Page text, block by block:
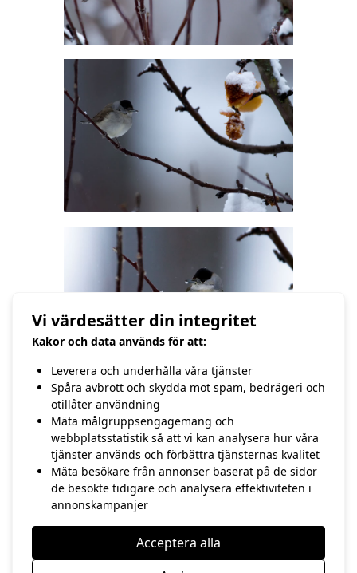
/Hasse Andersson
FÖREGÅENDE NÄSTA
Vi värdesätter din integritet
Kakor och data används för att:
Leverera och underhålla våra tjänster
Spåra avbrott och skydda mot spam, bedrägeri och
otillåter användning
Mäta målgruppsengagemang och
webbplatsstatistik så att vi kan analysera hur våra
tjänster används och förbättra tjänsternas kvalitet
Mäta besökare från annonser baserat på de sidor
de besökte tidigare och analysera effektiviteten i
annonskampanjer
Acceptera alla